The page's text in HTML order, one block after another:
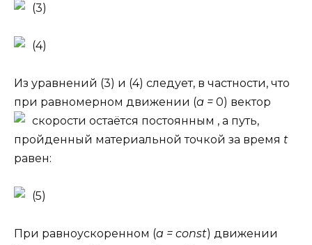
(3)
(4)
Из уравнений (3) и (4) следует, в частности, что
при равномерном движении (а = 0) вектор
скорости остаётся постоянным , а путь,
пройденный материальной точкой за время t
равен:
(5)
При равноускоренном (a = const) движении